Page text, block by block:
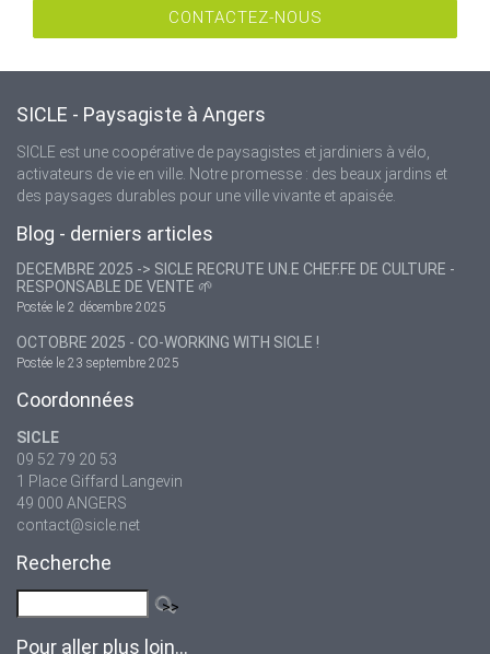
CONTACTEZ-NOUS
SICLE - Paysagiste à Angers
SICLE est une coopérative de paysagistes et jardiniers à vélo,
activateurs de vie en ville. Notre promesse : des beaux jardins et
des paysages durables pour une ville vivante et apaisée.
Blog - derniers articles
DECEMBRE 2025 -> SICLE RECRUTE UN.E CHEF.FE DE CULTURE -
RESPONSABLE DE VENTE 🌱
Postée le 2 décembre 2025
OCTOBRE 2025 - CO-WORKING WITH SICLE !
Postée le 23 septembre 2025
Coordonnées
SICLE
09 52 79 20 53
1 Place Giffard Langevin
49 000 ANGERS
contact@sicle.net
Recherche
Pour aller plus loin...